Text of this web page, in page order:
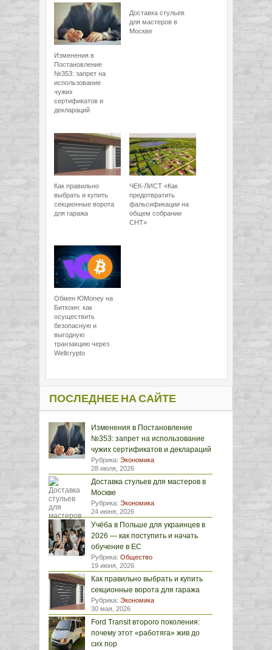
Изменения в
Постановление
№353: запрет на
использование
чужих
сертификатов и
деклараций
Доставка стульев
для мастеров в
Москве
Как правильно
выбрать и купить
секционные ворота
для гаража
ЧЕК-ЛИСТ «Как
предотвратить
фальсификации на
общем собрании
СНТ»
Обмен ЮMoney на
Биткоин: как
осуществить
безопасную и
выгодную
транзакцию через
Wellcrypto
ПОСЛЕДНЕЕ НА САЙТЕ
Изменения в Постановление
№353: запрет на использование
чужих сертификатов и деклараций
Рубрика: Экономика
28 июля, 2026
Доставка стульев для мастеров в
Москве
Рубрика: Экономика
24 июня, 2026
Учёба в Польше для украинцев в
2026 — как поступить и начать
обучение в ЕС
Рубрика: Общество
19 июня, 2026
Как правильно выбрать и купить
секционные ворота для гаража
Рубрика: Экономика
30 мая, 2026
Ford Transit второго поколения:
почему этот «работяга» жив до
сих пор